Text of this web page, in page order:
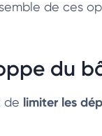
de ces
du
de limiter les